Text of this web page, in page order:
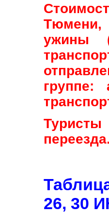
Тюмени,
ужины
группе:
Туристы
26, 30